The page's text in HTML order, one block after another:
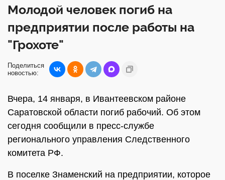
Молодой человек погиб на
предприятии после работы на
"Грохоте"
Поделиться
новостью:
Вчера, 14 января, в Ивантеевском районе
Саратовской области погиб рабочий. Об этом
сегодня сообщили в пресс-службе
регионального управления Следственного
комитета РФ.
В поселке Знаменский на предприятии, которое